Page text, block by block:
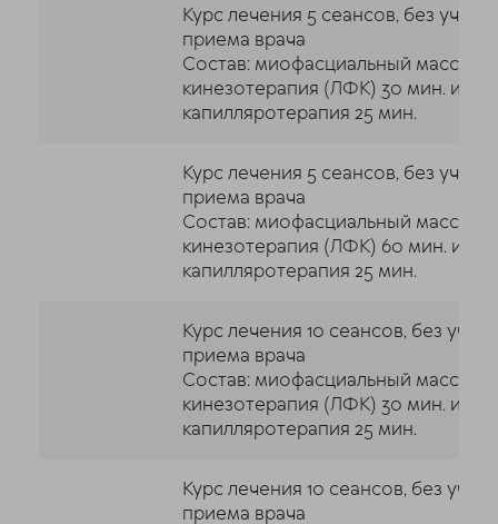
Курс лечения 5 сеансов, без
приема врача
Состав: миофасциальный массаж
кинезотерапия (ЛФК) 30 мин. и
капилляротерапия 25 мин.
Курс лечения 5 сеансов, без
приема врача
Состав: миофасциальный массаж
кинезотерапия (ЛФК) 60 мин. и
капилляротерапия 25 мин.
Курс лечения 10 сеансов, без
приема врача
Состав: миофасциальный массаж
кинезотерапия (ЛФК) 30 мин. и
капилляротерапия 25 мин.
Курс лечения 10 сеансов, без
приема врача